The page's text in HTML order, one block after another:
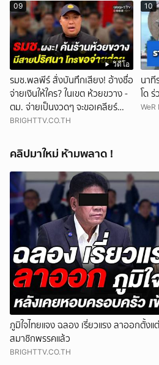
วิดีโอ
09
รมช.พลพีร์ สั่งบันทึกเสียง! อ้างชื่อ
จ่ายเงินให้ใคร? ในเขต ห้วยขวาง -
ตม. จ่ายเป็นงวดๆ จะขอเคลียร์
รัฐมนตรี ขณะถูกค้นร้าน
BRIGHTTV.CO.TH
10
นาที
โด
WeR
คลิปมาใหม่ ห้ามพลาด !
ภูมิใจไทยแจง ฉลอง เรี่ยวแรง ลาออกตั้ง
สมาชิกพรรคแล้ว
BRIGHTTV.CO.TH